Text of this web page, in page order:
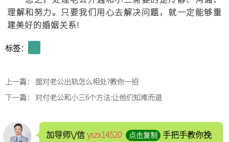
理解和努力。只要我们用心去解决问题，就一定能够重
建美好的婚姻关系!
标签：
上一篇： 面对老公出轨怎么相处?教你一招
下一篇： 对付老公和小三6个方法:让他们知难而退
加导师\/信 yszx14520 点击复制
手把手教你挽